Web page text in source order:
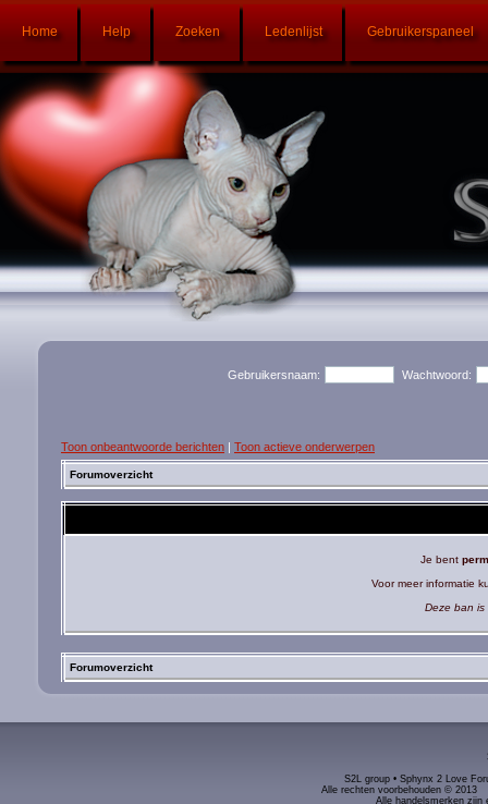
Home Help Zoeken Ledenlijst Gebruikerspaneel
Gebruikersnaam: Wachtwoord:
Toon onbeantwoorde berichten | Toon actieve onderwerpen
Forumoverzicht
Je bent
Voor meer informatie
Deze ban is
Forumoverzicht
S2L group • Sphynx 2 Love
Alle rechten voorbehouden ©
Alle handelsmerken zijn